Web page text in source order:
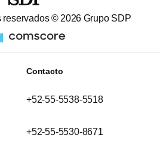
reservados © 2026 Grupo SDP
Contacto
+52-55-5538-5518
+52-55-5530-8671